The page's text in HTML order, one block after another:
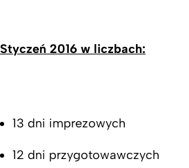
Styczeń 2016 w liczbach:
13 dni imprezowych
12 dni przygotowawczych